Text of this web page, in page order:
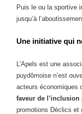
Puis le ou la sportive
jusqu’à
Une initiative qui
L’Apels est une
puydômoise n’est
acteurs économiques
faveur de l’inclusion
promotions Déclics et